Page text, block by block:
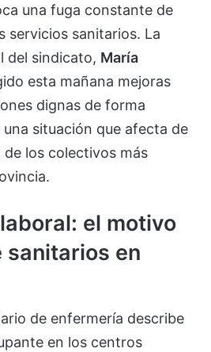
una fuga constante de
servicios sanitarios. La
del sindicato, María
esta mañana mejoras
dignas de forma
situación que afecta de
los colectivos más
el motivo
sanitarios en
de enfermería describe
en los centros